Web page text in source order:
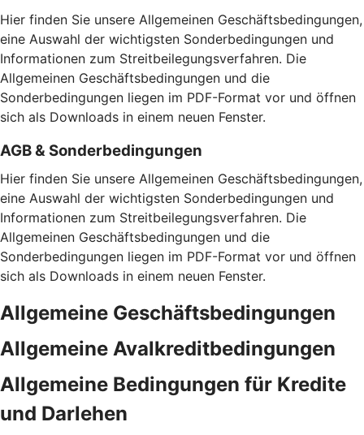
Hier finden Sie unsere Allgemeinen Geschäftsbedingungen,
eine Auswahl der wichtigsten Sonderbedingungen und
Informationen zum Streitbeilegungsverfahren. Die
Allgemeinen Geschäftsbedingungen und die
Sonderbedingungen liegen im PDF-Format vor und öffnen
sich als Downloads in einem neuen Fenster.
AGB & Sonderbedingungen
Hier finden Sie unsere Allgemeinen Geschäftsbedingungen,
eine Auswahl der wichtigsten Sonderbedingungen und
Informationen zum Streitbeilegungsverfahren. Die
Allgemeinen Geschäftsbedingungen und die
Sonderbedingungen liegen im PDF-Format vor und öffnen
sich als Downloads in einem neuen Fenster.
Allgemeine Geschäftsbedingungen
Allgemeine Avalkreditbedingungen
Allgemeine Bedingungen für Kredite
und Darlehen